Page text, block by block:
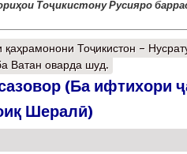
Тоҷикистону Русияро
Тоҷикистон –
Ватан оварда шуд.
(Ба ифтихори
Шералӣ)